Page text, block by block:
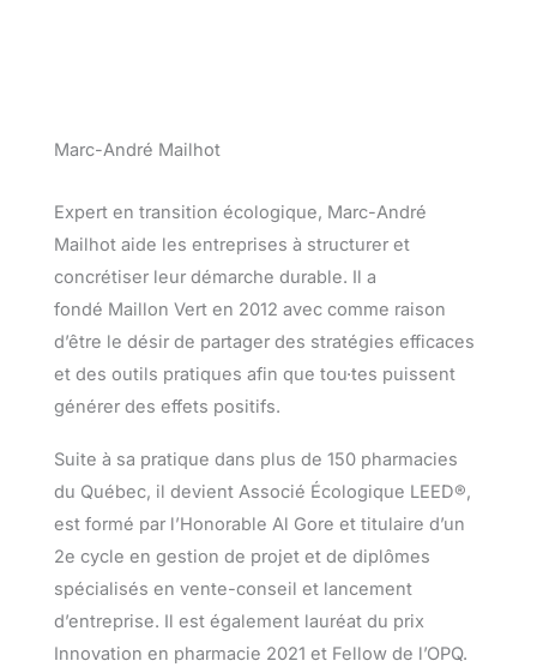
Marc-André Mailhot
Expert en transition écologique, Marc-André
Mailhot aide les entreprises à structurer et
concrétiser leur démarche durable. Il a
fondé Maillon Vert en 2012 avec comme raison
d’être le désir de partager des stratégies efficaces
et des outils pratiques afin que tou·tes puissent
générer des effets positifs.
Suite à sa pratique dans plus de 150 pharmacies
du Québec, il devient Associé Écologique LEED®,
est formé par l’Honorable Al Gore et titulaire d’un
2e cycle en gestion de projet et de diplômes
spécialisés en vente-conseil et lancement
d’entreprise. Il est également lauréat du prix
Innovation en pharmacie 2021 et Fellow de l’OPQ.